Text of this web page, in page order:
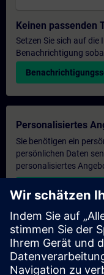
Keinen passenden
Setzen Sie sich auf die
Benachrichtigung
Personalisiertes
Sie benötigen ein
persönlichen Daten
personalisiertes
Persönliches
Anfrage
Haben Sie Bedarf an
brauchen ein